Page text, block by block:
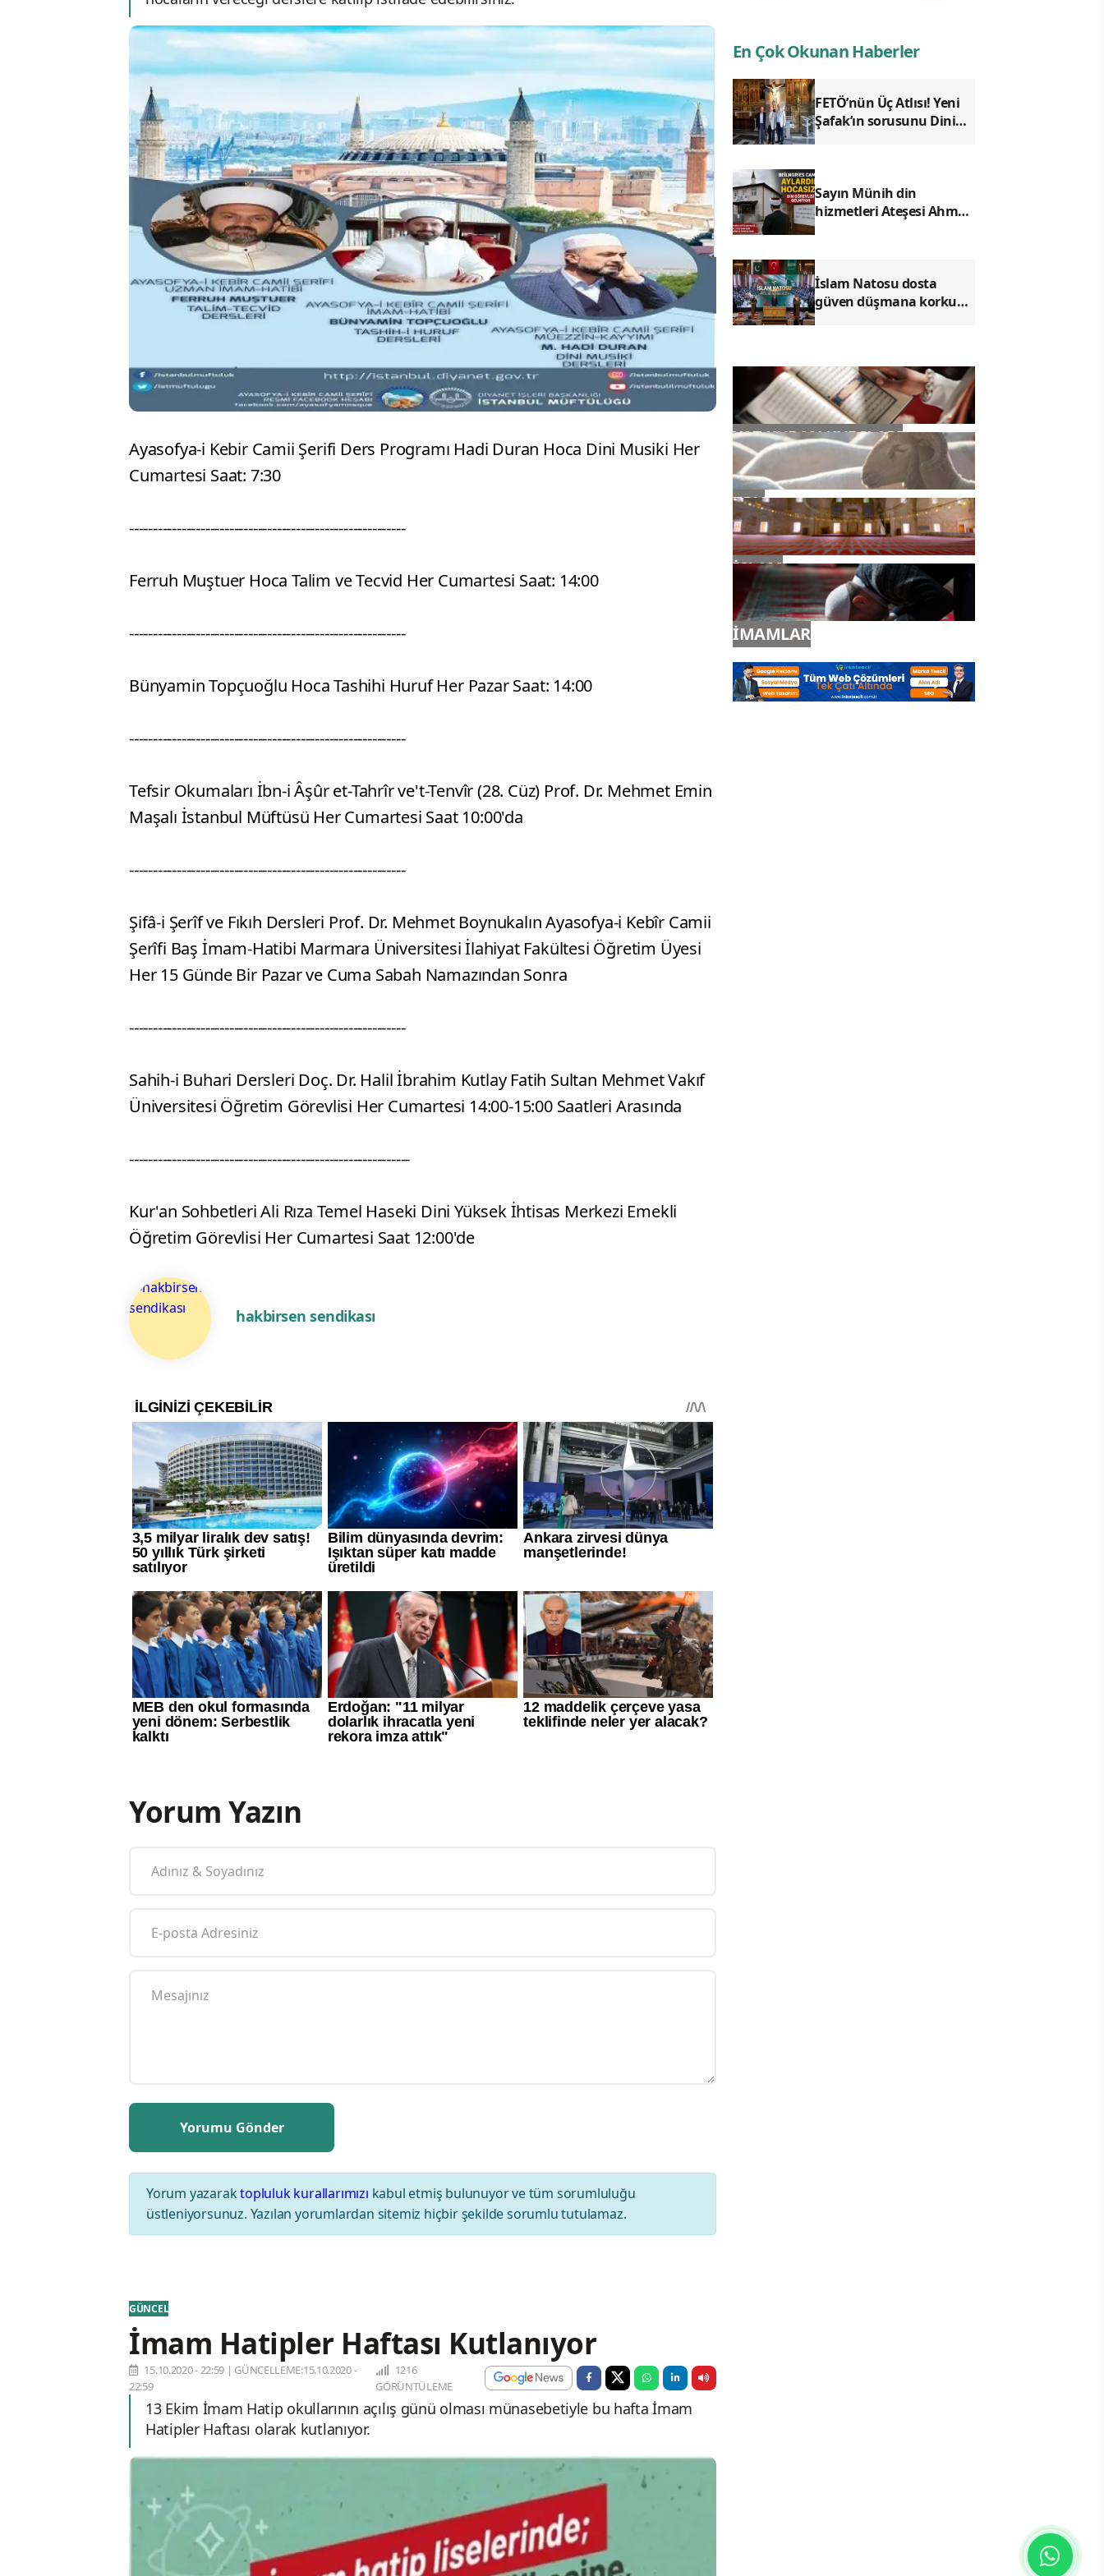
Ayasofya-i Kebir Camii Şerifi Ders Programı Hadi Duran Hoca Dini Musiki Her
Cumartesi Saat: 7:30
--------------------‐-------------‐-----------------------
Ferruh Muştuer Hoca Talim ve Tecvid Her Cumartesi Saat: 14:00
--------------------------‐-‐‐--------‐-------------------
Bünyamin Topçuoğlu Hoca Tashihi Huruf Her Pazar Saat: 14:00
----------------------------------------------------------
Tefsir Okumaları İbn-i Âşûr et-Tahrîr ve't-Tenvîr (28. Cüz) Prof. Dr. Mehmet Emin
Maşalı İstanbul Müftüsü Her Cumartesi Saat 10:00'da
----------------------------------------------------------
Şifâ-i Şerîf ve Fıkıh Dersleri Prof. Dr. Mehmet Boynukalın Ayasofya-i Kebîr Camii
Şerîfi Baş İmam-Hatibi Marmara Üniversitesi İlahiyat Fakültesi Öğretim Üyesi
Her 15 Günde Bir Pazar ve Cuma Sabah Namazından Sonra
----------------------------------------------------------
Sahih-i Buhari Dersleri Doç. Dr. Halil İbrahim Kutlay Fatih Sultan Mehmet Vakıf
Üniversitesi Öğretim Görevlisi Her Cumartesi 14:00-15:00 Saatleri Arasında
-----------------------------------------------------------
Kur'an Sohbetleri Ali Rıza Temel Haseki Dini Yüksek İhtisas Merkezi Emekli
Öğretim Görevlisi Her Cumartesi Saat 12:00'de
hakbirsen sendikası
Yorum Yazın
Yorum yazaraktopluluk kurallarımızı kabul etmiş bulunuyor ve tüm sorumluluğu
üstleniyorsunuz. Yazılan yorumlardan sitemiz hiçbir şekilde sorumlu tutulamaz.
GÜNCEL
İmam Hatipler Haftası Kutlanıyor
15.10.2020 - 22:59 | GÜNCELLEME:15.10.2020 -
22:59
1216
GÖRÜNTÜLEME
13 Ekim İmam Hatip okullarının açılış günü olması münasebetiyle bu hafta İmam
Hatipler Haftası olarak kutlanıyor.
En Çok Okunan Haberler
FETÖ’nün Üç Atlısı! Yeni
Şafak’ın sorusunu Dini
Sayın Münih din
hizmetleri Ateşesi Ahmet
İslam Natosu dosta
güven düşmana korku
YAZ KURAN KURSLARI
TDV
İSLAM
İMAMLAR